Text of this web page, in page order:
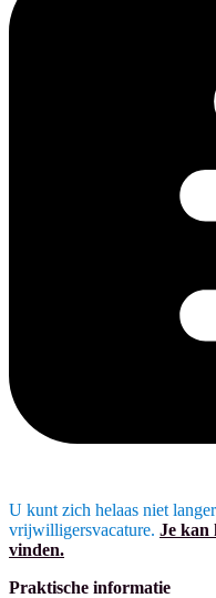
U kunt zich helaas niet
vrijwilligersvacature. Je kan
vinden.
Praktische informatie